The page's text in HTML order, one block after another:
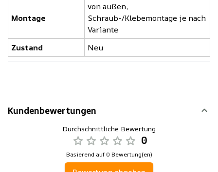
Montage
von außen,
Schraub-/Klebemontage je nach
Variante
Zustand
Neu
Kundenbewertungen
Durchschnittliche Bewertung
0
Basierend auf 0 Bewertung(en)